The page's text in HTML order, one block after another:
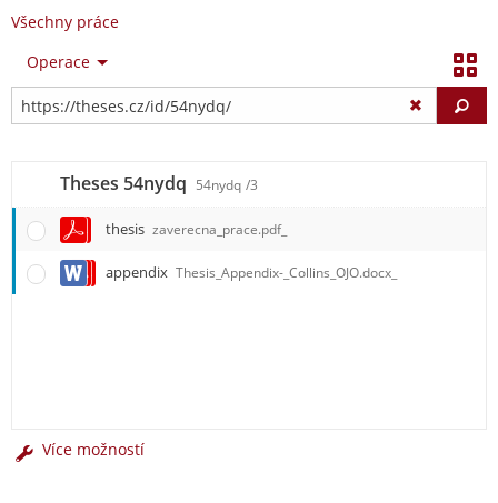
Všechny práce
Operace
Theses 54nydq 54nydq /3
thesis zaverecna_prace.pdf_
appendix Thesis_Appendix-_Collins_OJO.docx_
Více možností